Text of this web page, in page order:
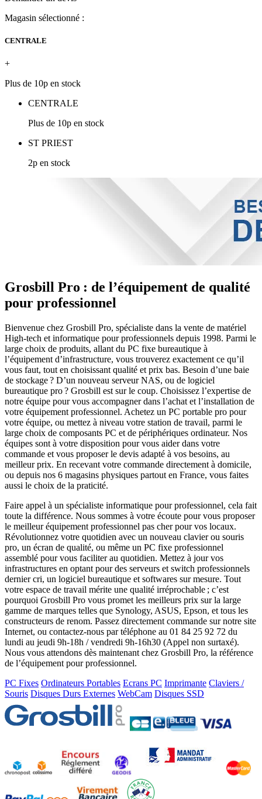
Magasin sélectionné :
CENTRALE
+
Plus de 10p en stock
CENTRALE
Plus de 10p en stock
ST PRIEST
2p en stock
Grosbill Pro : de l’équipement de qualité
pour professionnel
Bienvenue chez Grosbill Pro, spécialiste dans la vente de matériel
High-tech et informatique pour professionnels depuis 1998. Parmi le
large choix de produits, allant du PC fixe bureautique à
l’équipement d’infrastructure, vous trouverez exactement ce qu’il
vous faut, tout en choisissant qualité et prix bas. Besoin d’une baie
de stockage ? D’un nouveau serveur NAS, ou de logiciel
bureautique pro ? Grosbill est sur le coup. Choisissez l’expertise de
notre équipe pour vous accompagner dans l’achat et l’installation de
votre équipement professionnel. Achetez un PC portable pro pour
votre équipe, ou mettez à niveau votre station de travail, parmi le
large choix de composants PC et de périphériques ordinateur. Nos
équipes sont à votre disposition pour vous aider dans votre
commande et vous proposer le devis adapté à vos besoins, au
meilleur prix. En recevant votre commande directement à domicile,
ou depuis nos 6 magasins physiques partout en France, vous faites
aussi le choix de la praticité.
Faire appel à un spécialiste informatique pour professionnel, cela fait
toute la différence. Nous sommes à votre écoute pour vous proposer
le meilleur équipement professionnel pas cher pour vos locaux.
Révolutionnez votre quotidien avec un nouveau clavier ou souris
pro, un écran de qualité, ou même un PC fixe professionnel
assemblé pour vous faciliter au quotidien. Mettez à jour vos
infrastructures en optant pour des serveurs et switch professionnels
dernier cri, un logiciel bureautique et softwares sur mesure. Tout
votre espace de travail mérite une qualité irréprochable ; c’est
pourquoi Grosbill Pro vous promet les meilleurs prix sur la large
gamme de marques telles que Synology, ASUS, Epson, et tous les
constructeurs de renom. Passez directement commande sur notre site
Internet, ou contactez-nous par téléphone au 01 84 25 92 72 du
lundi au jeudi 9h-18h / vendredi 9h-16h30 (Appel non surtaxé).
Nous vous attendons dès maintenant chez Grosbill Pro, la référence
de l’équipement pour professionnel.
PC Fixes Ordinateurs Portables Ecrans PC Imprimante Claviers /
Souris Disques Durs Externes WebCam Disques SSD